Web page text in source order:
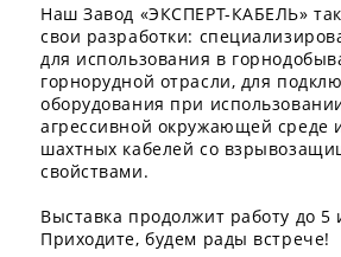
Наш Завод «ЭКСПЕРТ-КАБЕЛЬ»
свои разработки:
для использования в
горнорудной отрасли, для
оборудования при
агрессивной окружающей среде
шахтных кабелей со
свойствами.
Выставка продолжит работу до 5
Приходите, будем рады встрече!